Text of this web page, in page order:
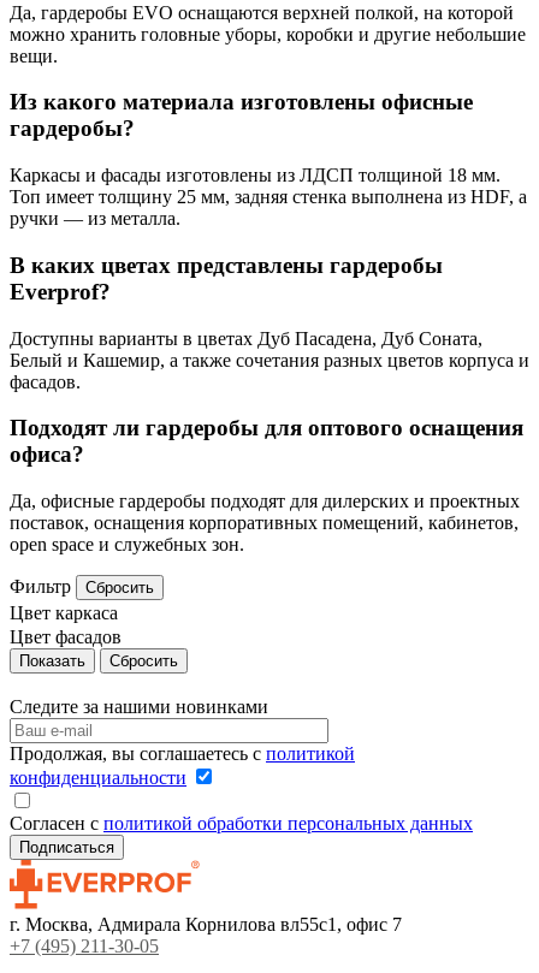
Да, гардеробы EVO оснащаются верхней полкой, на которой
можно хранить головные уборы, коробки и другие небольшие
вещи.
Из какого материала изготовлены офисные
гардеробы?
Каркасы и фасады изготовлены из ЛДСП толщиной 18 мм.
Топ имеет толщину 25 мм, задняя стенка выполнена из HDF, а
ручки — из металла.
В каких цветах представлены гардеробы
Everprof?
Доступны варианты в цветах Дуб Пасадена, Дуб Соната,
Белый и Кашемир, а также сочетания разных цветов корпуса и
фасадов.
Подходят ли гардеробы для оптового оснащения
офиса?
Да, офисные гардеробы подходят для дилерских и проектных
поставок, оснащения корпоративных помещений, кабинетов,
open space и служебных зон.
Фильтр Сбросить
Цвет каркаса
Цвет фасадов
Сбросить
Следите за нашими новинками
Продолжая, вы соглашаетесь с политикой
конфиденциальности
Согласен с политикой обработки персональных данных
г. Москва, Адмирала Корнилова вл55с1, офис 7
+7 (495) 211-30-05